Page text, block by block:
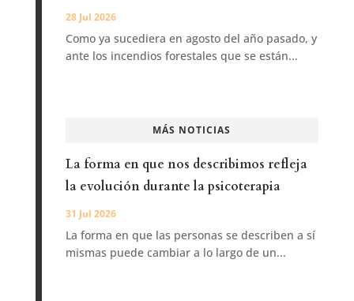
28 Jul 2026
Como ya sucediera en agosto del año pasado, y
ante los incendios forestales que se están...
MÁS NOTICIAS
La forma en que nos describimos refleja
la evolución durante la psicoterapia
31 Jul 2026
La forma en que las personas se describen a sí
mismas puede cambiar a lo largo de un...